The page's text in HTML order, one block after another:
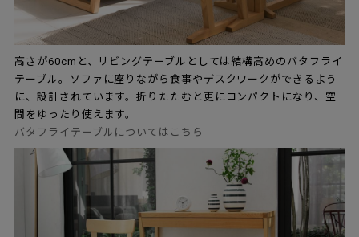
高さが60cmと、リビングテーブルとしては結構高めのバタフライ
テーブル。ソファに座りながら食事やデスクワークができるよう
に、設計されています。折りたたむと更にコンパクトになり、空
間をゆったり使えます。
バタフライテーブルについてはこちら